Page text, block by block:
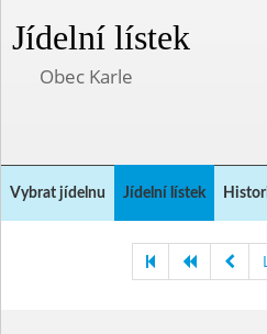
Jídelní lístek
Obec Karle
Vybrat jídelnu Jídelní lístek